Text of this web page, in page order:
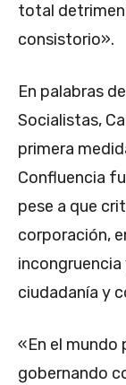
total
consistorio».
En palabras
Socialistas,
primera
Confluencia
pese a que
corporación,
incongruencia
ciudadanía y
«En el mundo
gobernando